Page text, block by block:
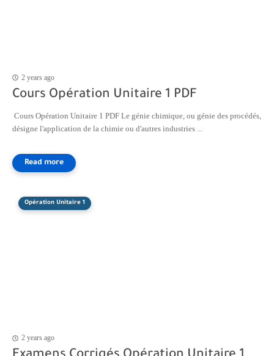
2 years ago
Cours Opération Unitaire 1 PDF
Cours Opération Unitaire 1 PDF Le génie chimique, ou génie des procédés,
désigne l'application de la chimie ou d'autres industries ...
Opération Unitaire 1
2 years ago